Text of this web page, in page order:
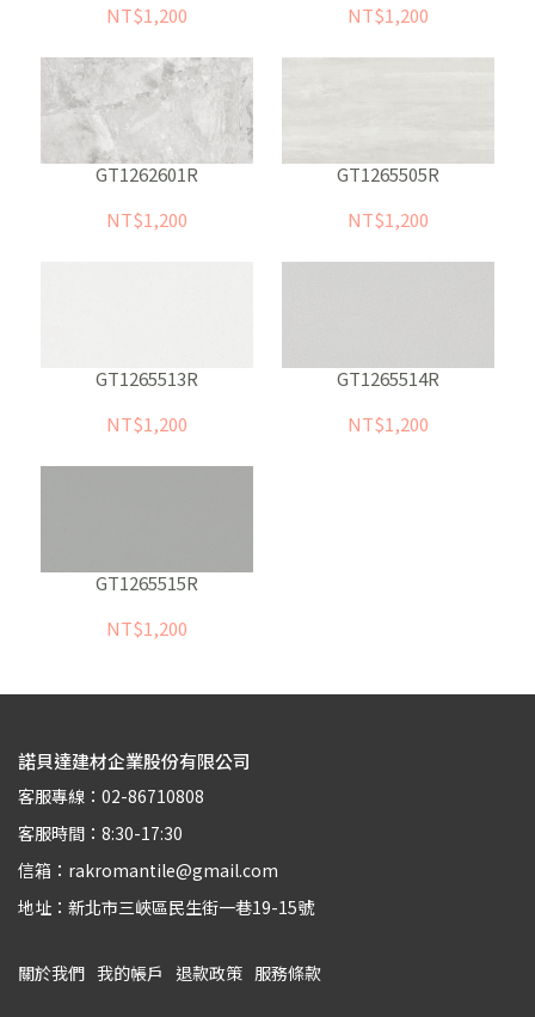
NT$1,200
NT$1,200
GT1262601R
NT$1,200
GT1265505R
NT$1,200
GT1265513R
NT$1,200
GT1265514R
NT$1,200
GT1265515R
NT$1,200
諾貝達建材企業股份有限公司
客服專線：02-86710808
客服時間：8:30-17:30
信箱：rakromantile@gmail.com
地址：新北市三峽區民生街一巷19-15號
關於我們 我的帳戶 退款政策 服務條款